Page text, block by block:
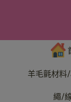
羊毛氈材料
繩/